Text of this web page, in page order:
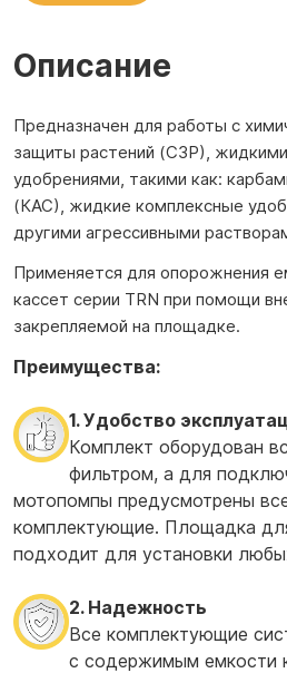
Описание
Предназначен для работы с
защиты растений (СЗР),
удобрениями, такими как:
(КАС), жидкие комплексные
другими агрессивными
Применяется для опорожнения
кассет серии TRN при помощи
закрепляемой на площадке.
Преимущества:
1. Удобство
Комплект оборудован
фильтром, а для
мотопомпы предусмотрены
комплектующие. Площадка
подходит для установки
2. Надежность
Все комплектующие
с содержимым емкости